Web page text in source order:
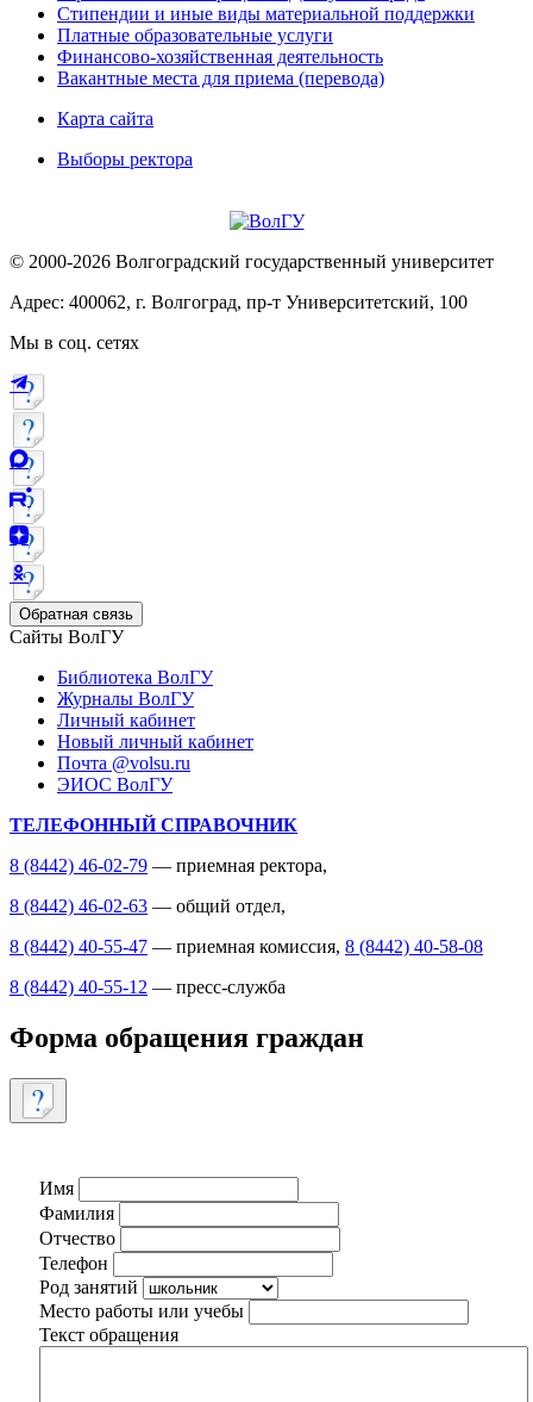
Стипендии и иные виды материальной поддержки
Платные образовательные услуги
Финансово-хозяйственная деятельность
Вакантные места для приема (перевода)
Карта сайта
Выборы ректора
© 2000-2026 Волгоградский государственный университет
Адрес: 400062, г. Волгоград, пр-т Университетский, 100
Мы в соц. сетях
Обратная связь
Сайты ВолГУ
Библиотека ВолГУ
Журналы ВолГУ
Личный кабинет
Новый личный кабинет
Почта @volsu.ru
ЭИОС ВолГУ
ТЕЛЕФОННЫЙ СПРАВОЧНИК
8 (8442) 46-02-79 — приемная ректора,
8 (8442) 46-02-63 — общий отдел,
8 (8442) 40-55-47 — приемная комиссия, 8 (8442) 40-58-08
8 (8442) 40-55-12 — пресс-служба
Форма обращения граждан
Имя
Фамилия
Отчество
Телефон
Род занятий
Место работы или учебы
Текст обращения